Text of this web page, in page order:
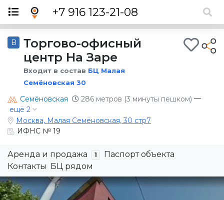
+7 916 123-21-08
B
Торгово-офисный
центр На Заре
Входит в состав БЦ Малая
Семёновская 30
Семёновская 286 метров (3 минуты пешком) —
ещё 2
Москва, Малая Семёновская, 30 стр7
ИФНС № 19
Аренда и продажа 1
Паспорт объекта
Контакты
БЦ рядом